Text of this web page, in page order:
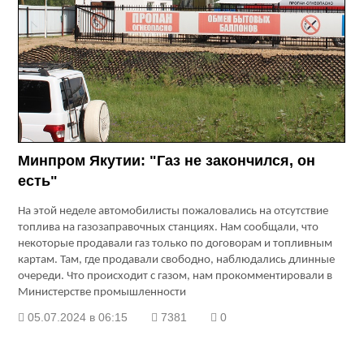
Минпром Якутии: "Газ не закончился, он
есть"
На этой неделе автомобилисты пожаловались на отсутствие
топлива на газозаправочных станциях. Нам сообщали, что
некоторые продавали газ только по договорам и топливным
картам. Там, где продавали свободно, наблюдались длинные
очереди.Что происходит с газом, нам прокомментировали в
Министерстве промышленности
05.07.2024 в 06:15 7381 0